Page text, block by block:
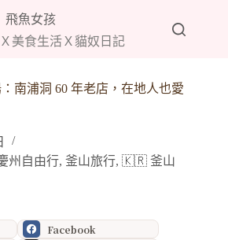
飛魚女孩
美食生活Ｘ貓奴日記
南浦洞 60 年老店，在地人也愛
州自由行, 釜山旅行, 🇰🇷 釜山
Facebook